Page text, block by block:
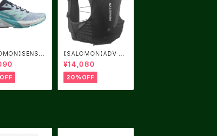
】SENSE
Women Cash
/ Carbon
Blue
【SALOMON】ADV SK
IN 5 BLACK
¥14,080
20%OFF